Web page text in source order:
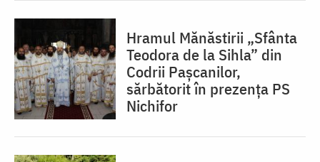
Hramul Mănăstirii „Sfânta
Teodora de la Sihla” din
Codrii Pașcanilor,
sărbătorit în prezența PS
Nichifor